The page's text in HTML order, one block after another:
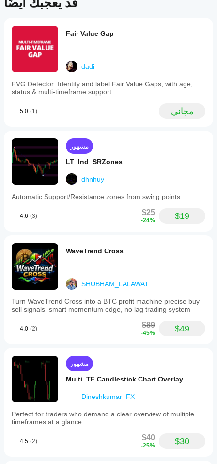
قد يعجبك أيضًا
Fair Value Gap
dadi
FVG Detector: Identify and label Fair Value Gaps, with age,
status & multi-timeframe support.
5.0 (1) مجاني
مشهور
LT_Ind_SRZones
dhnhuy
Automatic Support/Resistance zones from swing points.
4.6 (3) $25
-24% $19
WaveTrend Cross
SHUBHAM_LALAWAT
Turn WaveTrend Cross into a BTC profit machine precise buy
sell signals, smart momentum edge, no lag trading system
4.0 (2) $89
-45% $49
مشهور
Multi_TF Candlestick Chart Overlay
Dineshkumar_FX
Perfect for traders who demand a clear overview of multiple
timeframes at a glance.
4.5 (2) $40
-25% $30